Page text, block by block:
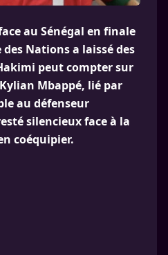
au Sénégal en finale
des Nations a laissé des
peut compter sur
Mbappé, lié par
au défenseur
silencieux face à la
coéquipier.